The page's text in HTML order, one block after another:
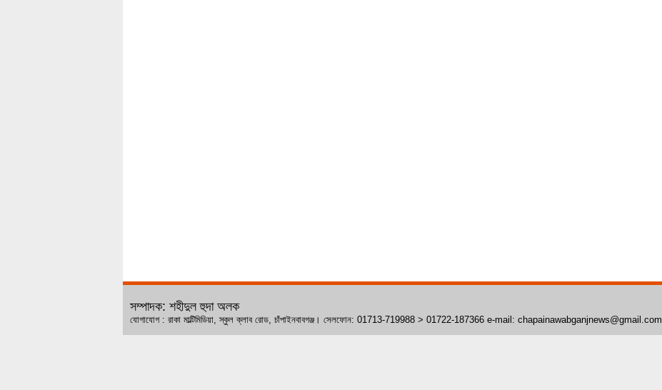
সম্পাদক: শহীদুল হুদা অলক
যোগাযোগ : রাকা মাল্টিমিডিয়া, স্কুল ক্লাব রোড, চাঁপাইনবাবগঞ্জ। সেলফোন: 01713-719988 > 01722-187366 e-mail: chapainawabganjnews@gmail.com